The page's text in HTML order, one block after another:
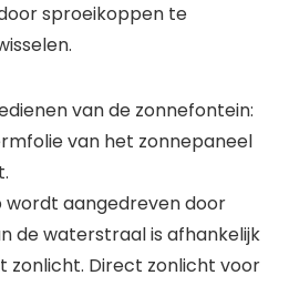
sproeikoppen te
van de zonnefontein:
van het zonnepaneel
wordt aangedreven door
de waterstraal is afhankelijk
zonlicht. Direct zonlicht voor